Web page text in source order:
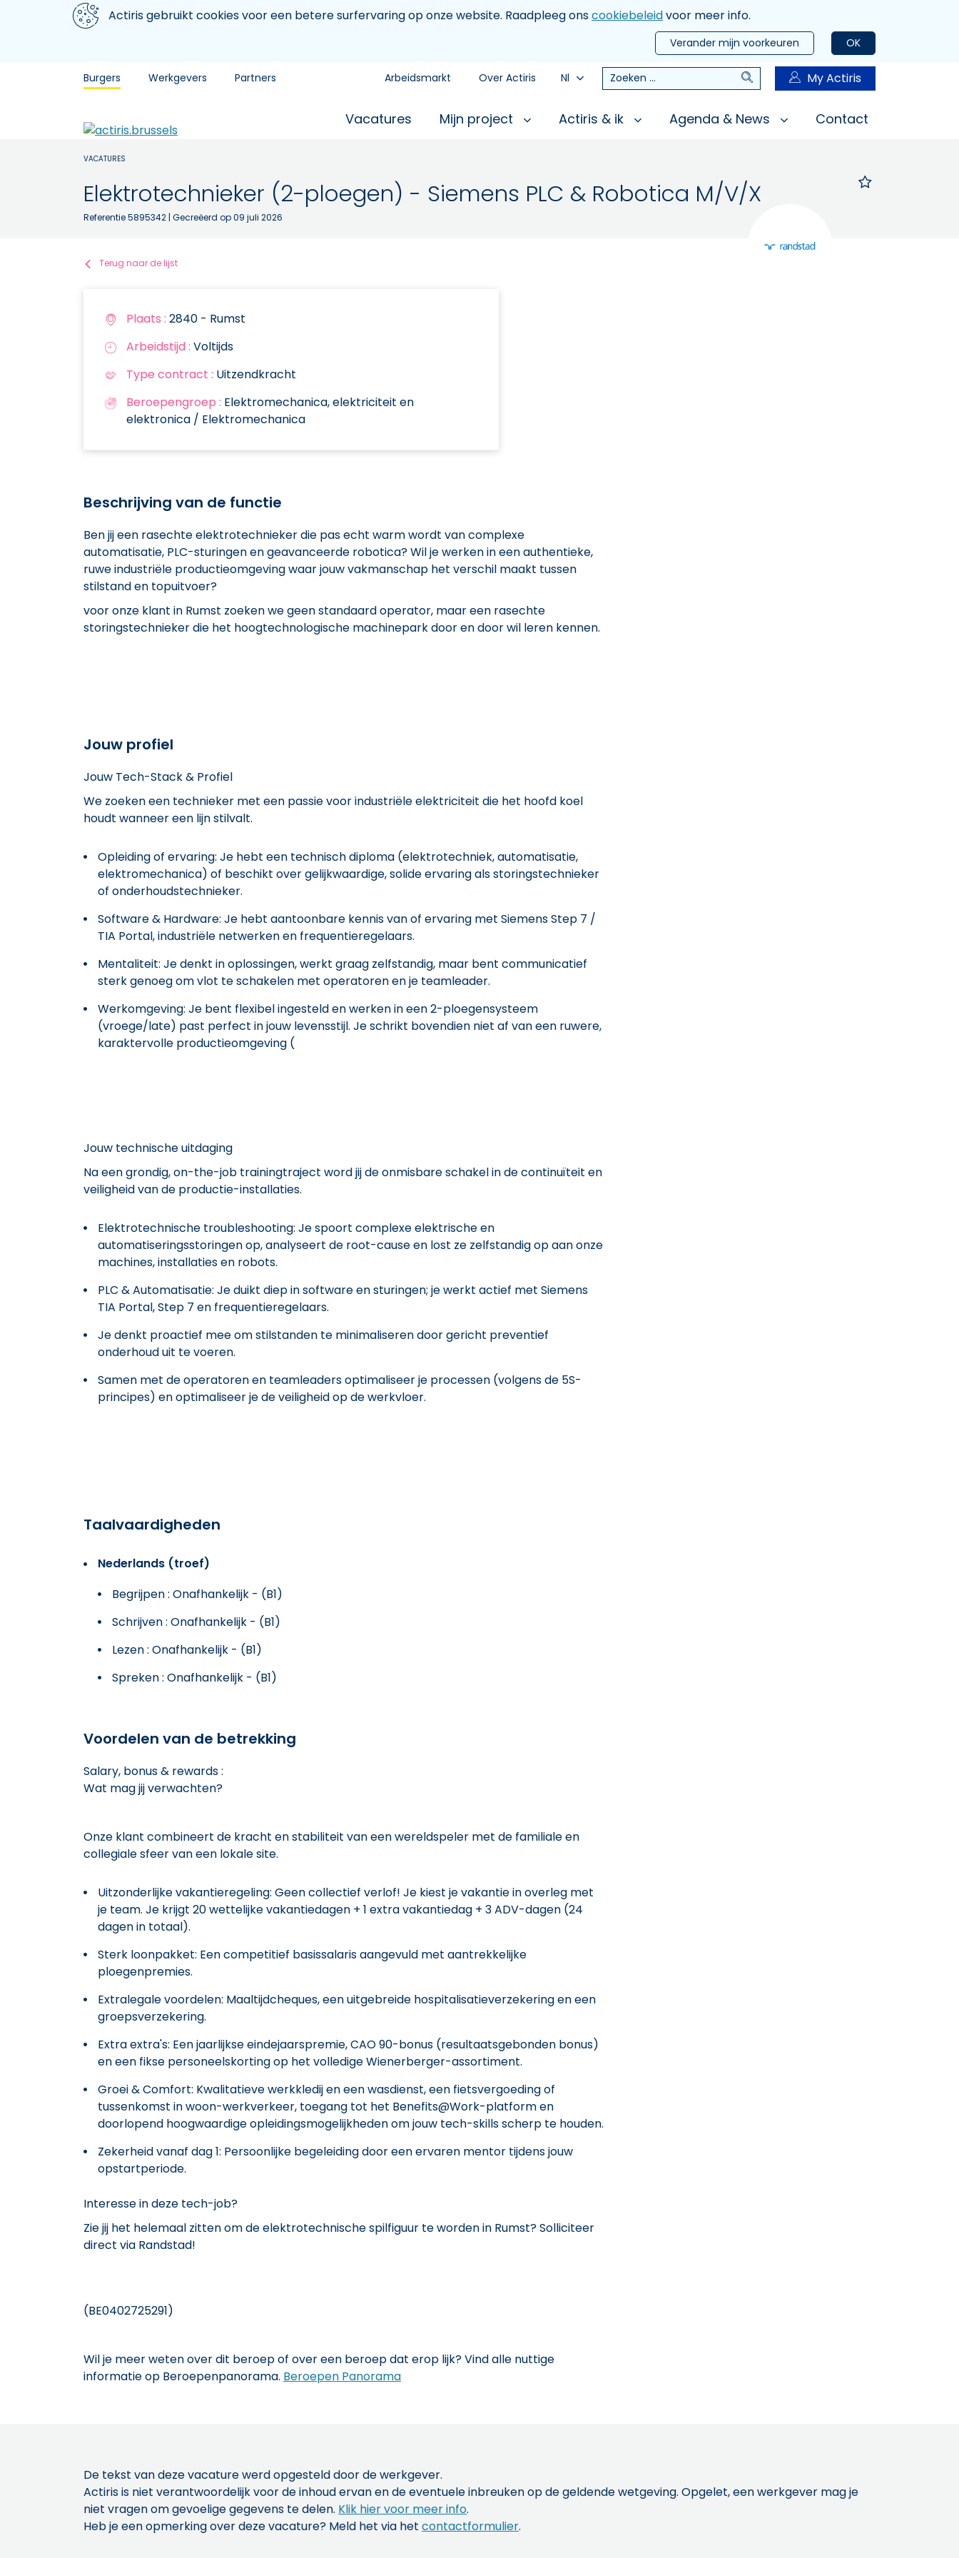
Aller au contenu principal
We gebruiken cookiesActiris gebruikt cookies voor een betere surfervaring op onze website. Raadpleeg onscookiebeleidvoor meer info.
OK
Verander mijn voorkeuren
Burgers Werkgevers Partners Arbeidsmarkt Over Actiris Nl Zoeken Zoeken My Actiris
Vacatures Mijn project Actiris & ik Agenda & News Contact
VACATURES
Elektrotechnieker (2-ploegen) - Siemens PLC & Robotica M/V/X
Referentie 5895342 | Gecreëerd op 09 juli 2026
Terug naar de lijst
Plaats : 2840 - Rumst
Arbeidstijd : Voltijds
Type contract : Uitzendkracht
Beroepengroep : Elektromechanica, elektriciteit en
elektronica / Elektromechanica
Beschrijving van de functie
Ben jij een rasechte elektrotechnieker die pas echt warm wordt van complexe
automatisatie, PLC-sturingen en geavanceerde robotica? Wil je werken in een authentieke,
ruwe industriële productieomgeving waar jouw vakmanschap het verschil maakt tussen
stilstand en topuitvoer?
voor onze klant in Rumst zoeken we geen standaard operator, maar een rasechte
storingstechnieker die het hoogtechnologische machinepark door en door wil leren kennen.
Jouw profiel
Jouw Tech-Stack & Profiel
We zoeken een technieker met een passie voor industriële elektriciteit die het hoofd koel
houdt wanneer een lijn stilvalt.
Opleiding of ervaring: Je hebt een technisch diploma (elektrotechniek, automatisatie,
elektromechanica) of beschikt over gelijkwaardige, solide ervaring als storingstechnieker
of onderhoudstechnieker.
Software & Hardware: Je hebt aantoonbare kennis van of ervaring met Siemens Step 7 /
TIA Portal, industriële netwerken en frequentieregelaars.
Mentaliteit: Je denkt in oplossingen, werkt graag zelfstandig, maar bent communicatief
sterk genoeg om vlot te schakelen met operatoren en je teamleader.
Werkomgeving: Je bent flexibel ingesteld en werken in een 2-ploegensysteem
(vroege/late) past perfect in jouw levensstijl. Je schrikt bovendien niet af van een ruwere,
karaktervolle productieomgeving (
Jouw technische uitdaging
Na een grondig, on-the-job trainingtraject word jij de onmisbare schakel in de continuïteit en
veiligheid van de productie-installaties.
Elektrotechnische troubleshooting: Je spoort complexe elektrische en
automatiseringsstoringen op, analyseert de root-cause en lost ze zelfstandig op aan onze
machines, installaties en robots.
PLC & Automatisatie: Je duikt diep in software en sturingen; je werkt actief met Siemens
TIA Portal, Step 7 en frequentieregelaars.
Je denkt proactief mee om stilstanden te minimaliseren door gericht preventief
onderhoud uit te voeren.
Samen met de operatoren en teamleaders optimaliseer je processen (volgens de 5S-
principes) en optimaliseer je de veiligheid op de werkvloer.
Taalvaardigheden
Nederlands (troef)
Begrijpen : Onafhankelijk - (B1)
Schrijven : Onafhankelijk - (B1)
Lezen : Onafhankelijk - (B1)
Spreken : Onafhankelijk - (B1)
Voordelen van de betrekking
Salary, bonus & rewards :
Wat mag jij verwachten?
Onze klant combineert de kracht en stabiliteit van een wereldspeler met de familiale en
collegiale sfeer van een lokale site.
Uitzonderlijke vakantieregeling: Geen collectief verlof! Je kiest je vakantie in overleg met
je team. Je krijgt 20 wettelijke vakantiedagen + 1 extra vakantiedag + 3 ADV-dagen (24
dagen in totaal).
Sterk loonpakket: Een competitief basissalaris aangevuld met aantrekkelijke
ploegenpremies.
Extralegale voordelen: Maaltijdcheques, een uitgebreide hospitalisatieverzekering en een
groepsverzekering.
Extra extra's: Een jaarlijkse eindejaarspremie, CAO 90-bonus (resultaatsgebonden bonus)
en een fikse personeelskorting op het volledige Wienerberger-assortiment.
Groei & Comfort: Kwalitatieve werkkledij en een wasdienst, een fietsvergoeding of
tussenkomst in woon-werkverkeer, toegang tot het Benefits@Work-platform en
doorlopend hoogwaardige opleidingsmogelijkheden om jouw tech-skills scherp te houden.
Zekerheid vanaf dag 1: Persoonlijke begeleiding door een ervaren mentor tijdens jouw
opstartperiode.
Interesse in deze tech-job?
Zie jij het helemaal zitten om de elektrotechnische spilfiguur te worden in Rumst? Solliciteer
direct via Randstad!
(BE0402725291)
Wil je meer weten over dit beroep of over een beroep dat erop lijk? Vind alle nuttige
informatie op Beroepenpanorama. Beroepen Panorama
De tekst van deze vacature werd opgesteld door de werkgever.
Actiris is niet verantwoordelijk voor de inhoud ervan en de eventuele inbreuken op de geldende wetgeving. Opgelet, een werkgever mag je
niet vragen om gevoelige gegevens te delen. Klik hier voor meer info.
Heb je een opmerking over deze vacature? Meld het via het contactformulier.